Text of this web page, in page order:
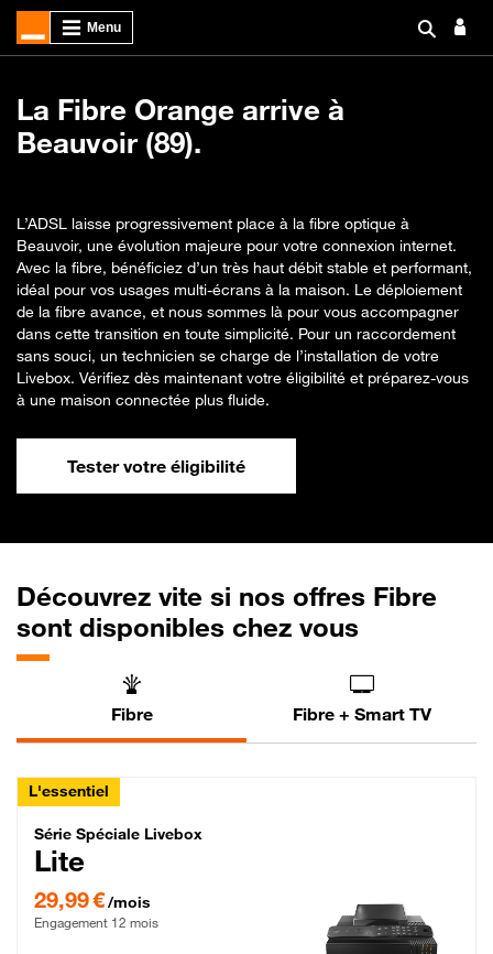
La Fibre Orange arrive à
Beauvoir (89).
L’ADSL laisse progressivement place à la fibre optique à
Beauvoir, une évolution majeure pour votre connexion internet.
Avec la fibre, bénéficiez d’un très haut débit stable et performant,
idéal pour vos usages multi-écrans à la maison. Le déploiement
de la fibre avance, et nous sommes là pour vous accompagner
dans cette transition en toute simplicité. Pour un raccordement
sans souci, un technicien se charge de l’installation de votre
Livebox. Vérifiez dès maintenant votre éligibilité et préparez-vous
à une maison connectée plus fluide.
Tester votre éligibilité
Découvrez vite si nos offres Fibre
sont disponibles chez vous
Fibre Fibre + Smart TV
L'essentiel
Série Spéciale Livebox Lite Fibre
Série Spéciale Livebox
Lite
29,99 €/mois
Engagement 12 mois